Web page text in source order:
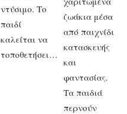
ντύσιμο. Το
παιδί
καλείται να
τοποθετήσει…
ζωάκια μέσα
από παιχνίδι
κατασκευής
και
φαντασίας.
Τα παιδιά
περνούν